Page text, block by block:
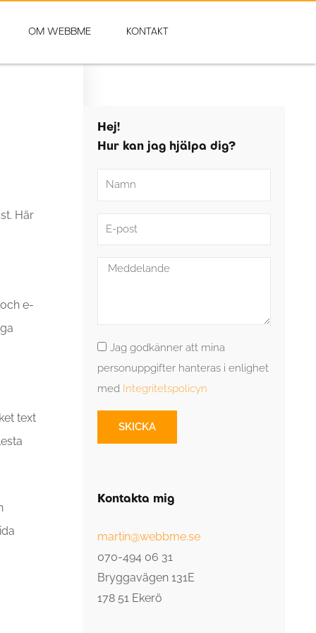
OM WEBBME KONTAKT
Här
e-
text
Hej!
Hur kan jag hjälpa dig?
Namn
E-
Meddelande
Villkor
Jag godkänner att mina
personuppgifter hanteras i enlighet
med Integritetspolicyn
SKICKA
Kontakta mig
martin@webbme.se
070-494 06 31
Bryggavägen 131E
178 51 Ekerö